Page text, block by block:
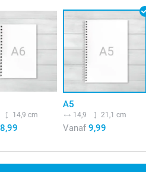
14,9 cm
A5
14,9 21,1 cm
Vanaf 9,99